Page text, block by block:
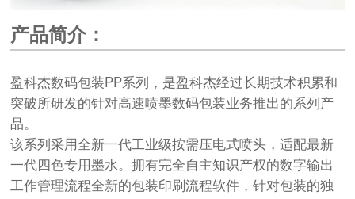
产品简介：
盈科杰数码包装PP系列，是盈科杰经过长期技术积累和
突破所研发的针对高速喷墨数码包装业务推出的系列产
品。
该系列采用全新一代工业级按需压电式喷头，适配最新
一代四色专用墨水。拥有完全自主知识产权的数字输出
工作管理流程全新的包装印刷流程软件，针对包装的独